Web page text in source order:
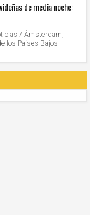
de media noche:
/ Ámsterdam,
los Países Bajos